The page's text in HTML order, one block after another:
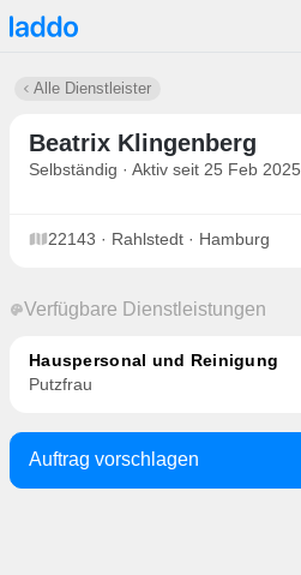
Alle Dienstleister
Beatrix Klingenberg
Selbständig · Aktiv seit 25 Feb 2025
22143 · Rahlstedt · Hamburg
Verfügbare Dienstleistungen
Hauspersonal und Reinigung
Putzfrau
Auftrag vorschlagen